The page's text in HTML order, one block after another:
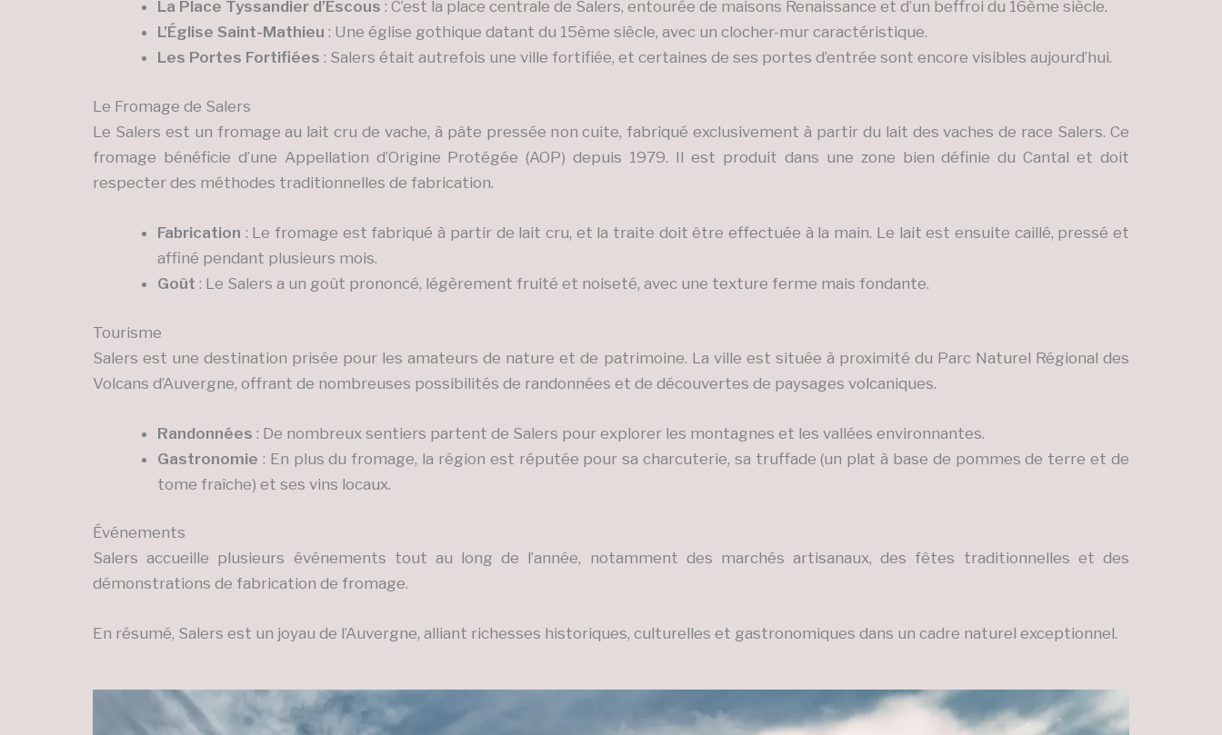
La Place Tyssandier d’Escous : C’est la place centrale de Salers, entourée de maisons Renaissance et d’un beffroi du 16ème siècle.
L’Église Saint-Mathieu : Une église gothique datant du 15ème siècle, avec un clocher-mur caractéristique.
Les Portes Fortifiées : Salers était autrefois une ville fortifiée, et certaines de ses portes d’entrée sont encore visibles aujourd’hui.
Le Fromage de Salers
Le Salers est un fromage au lait cru de vache, à pâte pressée non cuite, fabriqué exclusivement à partir du lait des vaches de race Salers. Ce
fromage bénéficie d’une Appellation d’Origine Protégée (AOP) depuis 1979. Il est produit dans une zone bien définie du Cantal et doit
respecter des méthodes traditionnelles de fabrication.
Fabrication : Le fromage est fabriqué à partir de lait cru, et la traite doit être effectuée à la main. Le lait est ensuite caillé, pressé et
affiné pendant plusieurs mois.
Goût : Le Salers a un goût prononcé, légèrement fruité et noiseté, avec une texture ferme mais fondante.
Tourisme
Salers est une destination prisée pour les amateurs de nature et de patrimoine. La ville est située à proximité du Parc Naturel Régional des
Volcans d’Auvergne, offrant de nombreuses possibilités de randonnées et de découvertes de paysages volcaniques.
Randonnées : De nombreux sentiers partent de Salers pour explorer les montagnes et les vallées environnantes.
Gastronomie : En plus du fromage, la région est réputée pour sa charcuterie, sa truffade (un plat à base de pommes de terre et de
tome fraîche) et ses vins locaux.
Événements
Salers accueille plusieurs événements tout au long de l’année, notamment des marchés artisanaux, des fêtes traditionnelles et des
démonstrations de fabrication de fromage.
En résumé, Salers est un joyau de l’Auvergne, alliant richesses historiques, culturelles et gastronomiques dans un cadre naturel exceptionnel.